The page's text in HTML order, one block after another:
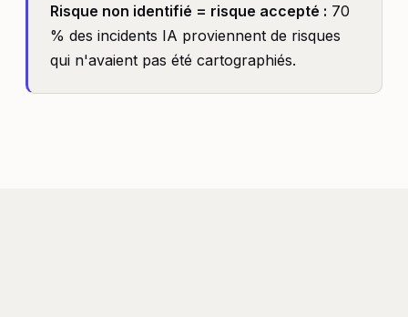
Risque non identifié = risque accepté : 70
% des incidents IA proviennent de risques
qui n'avaient pas été cartographiés.